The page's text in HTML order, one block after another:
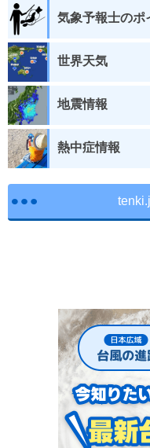
気象予報士のポ
世界天気
地震情報
熱中症情報